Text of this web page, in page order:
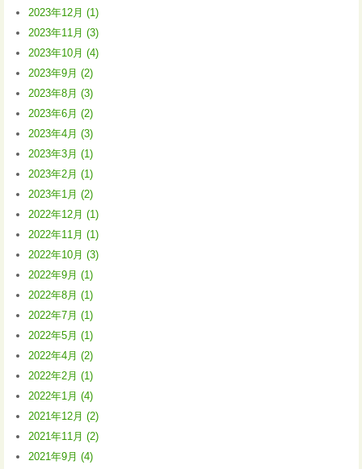
2023年12月 (1)
2023年11月 (3)
2023年10月 (4)
2023年9月 (2)
2023年8月 (3)
2023年6月 (2)
2023年4月 (3)
2023年3月 (1)
2023年2月 (1)
2023年1月 (2)
2022年12月 (1)
2022年11月 (1)
2022年10月 (3)
2022年9月 (1)
2022年8月 (1)
2022年7月 (1)
2022年5月 (1)
2022年4月 (2)
2022年2月 (1)
2022年1月 (4)
2021年12月 (2)
2021年11月 (2)
2021年9月 (4)